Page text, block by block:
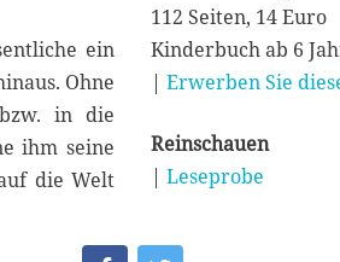
ein
Ohne
in die
ihm seine
die Welt
112 Seiten, 14 Euro
Kinderbuch ab 6
| Erwerben Sie
Reinschauen
| Leseprobe